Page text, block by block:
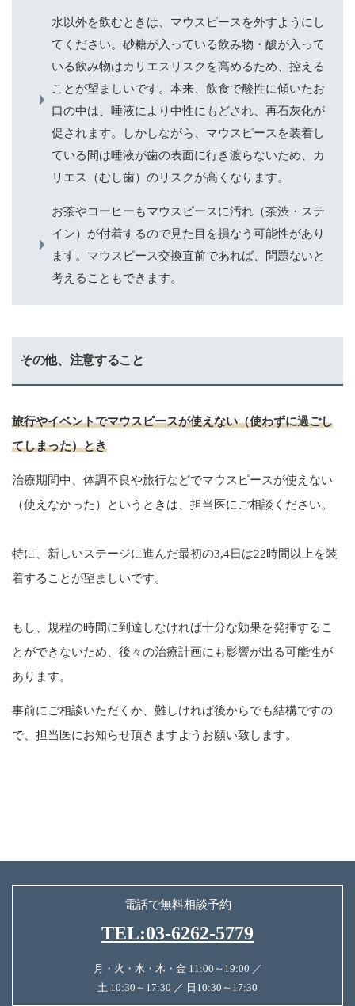
水以外を飲むときは、マウスピースを外すようにし
てください。砂糖が入っている飲み物・酸が入って
いる飲み物はカリエスリスクを高めるため、控える
ことが望ましいです。本来、飲食で酸性に傾いたお
口の中は、唾液により中性にもどされ、再石灰化が
促されます。しかしながら、マウスピースを装着し
ている間は唾液が歯の表面に行き渡らないため、カ
リエス（むし歯）のリスクが高くなります。
お茶やコーヒーもマウスピースに汚れ（茶渋・ステ
イン）が付着するので見た目を損なう可能性があり
ます。マウスピース交換直前であれば、問題ないと
考えることもできます。
その他、注意すること
旅行やイベントでマウスピースが使えない（使わずに過ごし
てしまった）とき
治療期間中、体調不良や旅行などでマウスピースが使えない
（使えなかった）というときは、担当医にご相談ください。
特に、新しいステージに進んだ最初の3,4日は22時間以上を装
着することが望ましいです。
もし、規程の時間に到達しなければ十分な効果を発揮するこ
とができないため、後々の治療計画にも影響が出る可能性が
あります。
事前にご相談いただくか、難しければ後からでも結構ですの
で、担当医にお知らせ頂きますようお願い致します。
電話で無料相談予約
TEL:03-6262-5779
月・火・水・木・金 11:00～19:00 ／
土 10:30～17:30 ／ 日10:30～17:30